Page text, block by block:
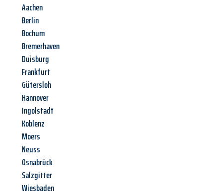
Aachen
Berlin
Bochum
Bremerhaven
Duisburg
Frankfurt
Gütersloh
Hannover
Ingolstadt
Koblenz
Moers
Neuss
Osnabrück
Salzgitter
Wiesbaden